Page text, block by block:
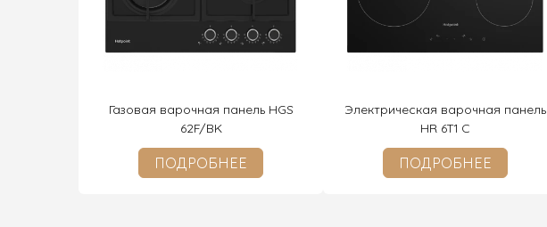
Газовая варочная панель HGS
62F/BK
ПОДРОБНЕЕ
Электрическая варочная панель
HR 6T1 C
ПОДРОБНЕЕ